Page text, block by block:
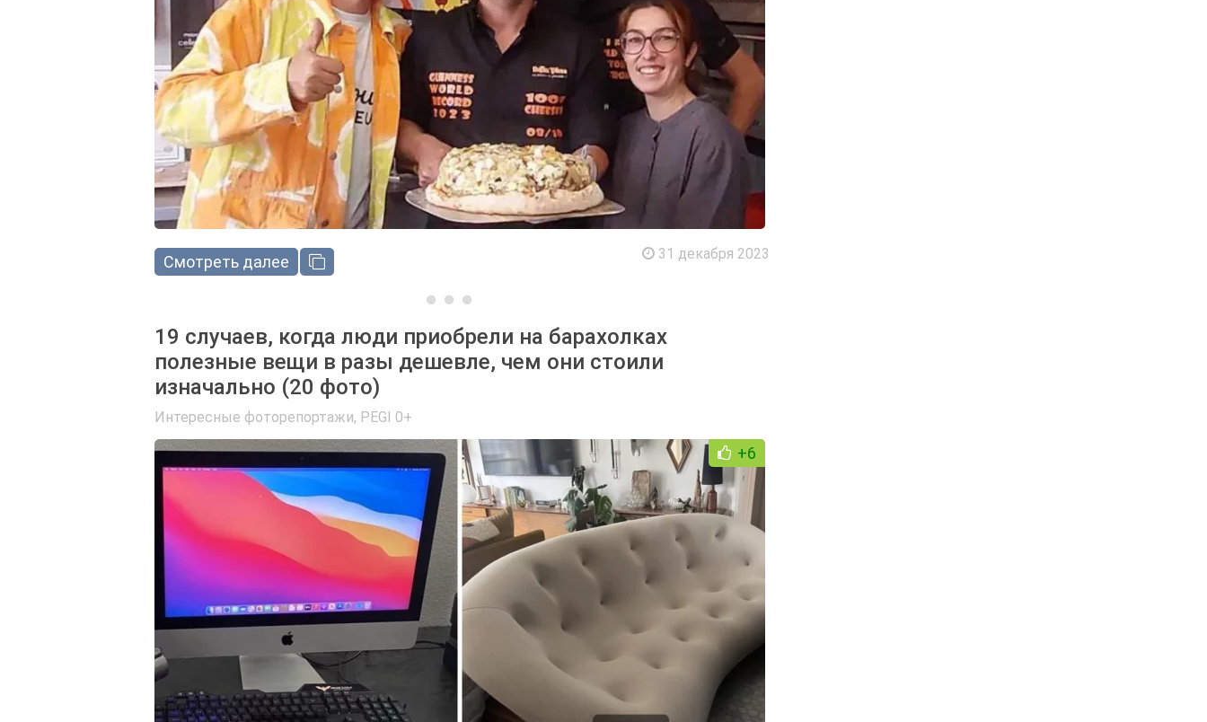
Смотреть далее 31 декабря 2023
19 случаев, когда люди приобрели на барахолках
полезные вещи в разы дешевле, чем они стоили
изначально (20 фото)
Интересные фоторепортажи, PEGI 0+
+6